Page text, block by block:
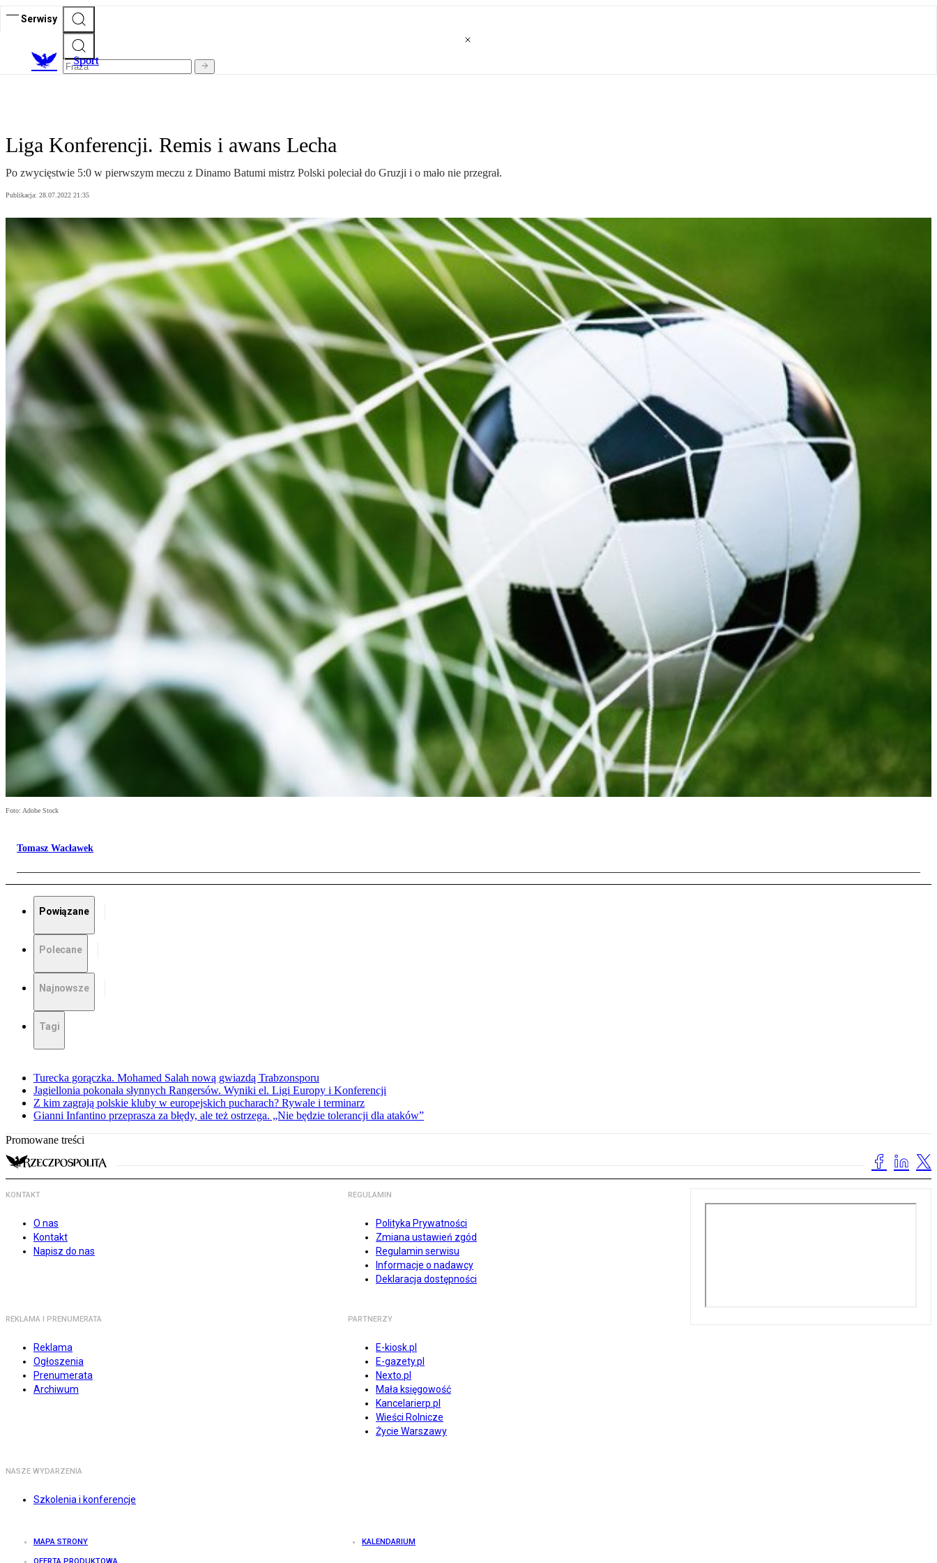
Serwisy
Sport
Liga Konferencji. Remis i awans Lecha
Po zwycięstwie 5:0 w pierwszym meczu z Dinamo Batumi mistrz Polski poleciał do Gruzji i o mało nie przegrał.
Publikacja: 28.07.2022 21:35
Foto: Adobe Stock
Tomasz Wacławek
Powiązane
Polecane
Najnowsze
Tagi
Turecka gorączka. Mohamed Salah nową gwiazdą Trabzonsporu
Jagiellonia pokonała słynnych Rangersów. Wyniki el. Ligi Europy i Konferencji
Z kim zagrają polskie kluby w europejskich pucharach? Rywale i terminarz
Gianni Infantino przeprasza za błędy, ale też ostrzega. „Nie będzie tolerancji dla ataków”
Promowane treści
KONTAKT
O nas
Kontakt
Napisz do nas
REGULAMIN
Polityka Prywatności
Zmiana ustawień zgód
Regulamin serwisu
Informacje o nadawcy
Deklaracja dostępności
REKLAMA I PRENUMERATA
Reklama
Ogłoszenia
Prenumerata
Archiwum
PARTNERZY
E-kiosk.pl
E-gazety.pl
Nexto.pl
Mała księgowość
Kancelarierp.pl
Wieści Rolnicze
Życie Warszawy
NASZE WYDARZENIA
Szkolenia i konferencje
MAPA STRONY KALENDARIUM